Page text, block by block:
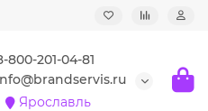
800-201-04-81
Ярославль